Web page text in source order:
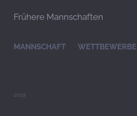
Frühere Mannschaften
MANNSCHAFT WETTBEWERBE
2025